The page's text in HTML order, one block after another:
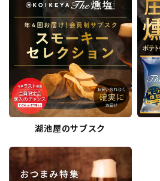
湖池屋のサブスク